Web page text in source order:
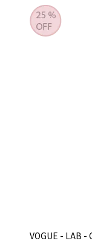
VOGUE - LAB -